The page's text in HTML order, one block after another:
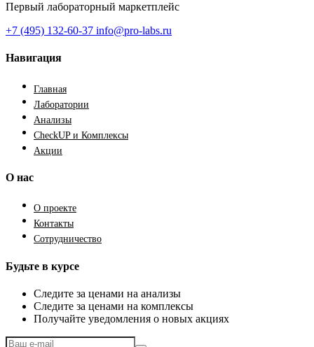
Первый лабораторный маркетплейс
+7 (495) 132-60-37 info@pro-labs.ru
Навигация
Главная
Лаборатории
Анализы
CheckUP и Комплексы
Акции
О нас
О проекте
Контакты
Сотрудничество
Будьте в курсе
Следите за ценами на анализы
Следите за ценами на комплексы
Получайте уведомления о новых акциях